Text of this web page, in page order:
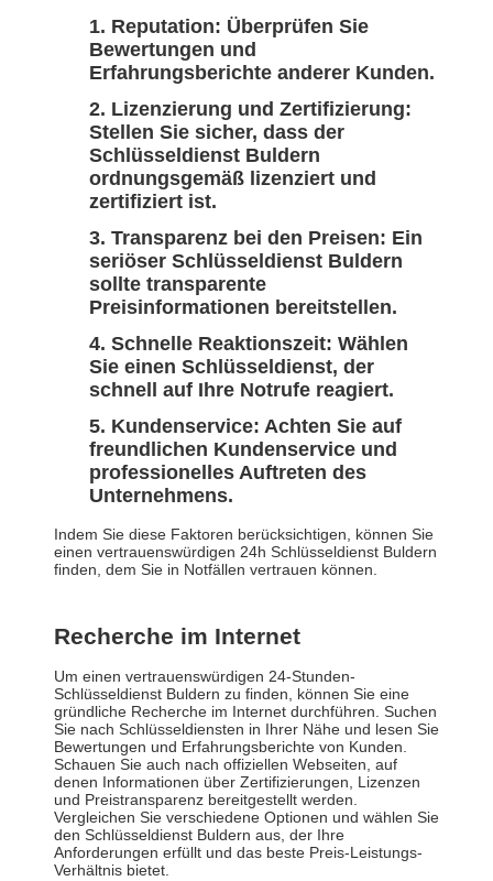
Reputation: Überprüfen Sie
Bewertungen und
Erfahrungsberichte anderer Kunden.
Lizenzierung und Zertifizierung:
Stellen Sie sicher, dass der
Schlüsseldienst Buldern
ordnungsgemäß lizenziert und
zertifiziert ist.
Transparenz bei den Preisen: Ein
seriöser Schlüsseldienst Buldern
sollte transparente
Preisinformationen bereitstellen.
Schnelle Reaktionszeit: Wählen
Sie einen Schlüsseldienst, der
schnell auf Ihre Notrufe reagiert.
Kundenservice: Achten Sie auf
freundlichen Kundenservice und
professionelles Auftreten des
Unternehmens.
Indem Sie diese Faktoren berücksichtigen, können Sie
einen vertrauenswürdigen 24h Schlüsseldienst Buldern
finden, dem Sie in Notfällen vertrauen können.
Recherche im Internet
Um einen vertrauenswürdigen 24-Stunden-
Schlüsseldienst Buldern zu finden, können Sie eine
gründliche Recherche im Internet durchführen. Suchen
Sie nach Schlüsseldiensten in Ihrer Nähe und lesen Sie
Bewertungen und Erfahrungsberichte von Kunden.
Schauen Sie auch nach offiziellen Webseiten, auf
denen Informationen über Zertifizierungen, Lizenzen
und Preistransparenz bereitgestellt werden.
Vergleichen Sie verschiedene Optionen und wählen Sie
den Schlüsseldienst Buldern aus, der Ihre
Anforderungen erfüllt und das beste Preis-Leistungs-
Verhältnis bietet.